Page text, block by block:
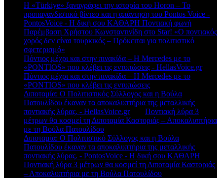
Η «Türkiye» ξαναγράφει την ιστορία του Horon – Το
προπαγανδιστικό βίντεο και η απάντηση του Pontos Voice -
PontosVoice - H δική σου ΚΑΘΑΡΗ Ποντιακή φωνή
Παρέμβαση Χρήστου Κωνσταντινίδη στο Star! «Ο ποντιακός
χορός δεν είναι τουρκικός – Πρόκειται για πολιτιστικό
σφετερισμό»
Πόντιος μέχρι και στην πινακίδα – Η Mercedes με το
«PONTIOS» που κλέβει τις εντυπώσεις - HellasVoice.grστο
Πόντιος μέχρι και στην πινακίδα – Η Mercedes με το
«PONTIOS» που κλέβει τις εντυπώσεις
Διποταμία: Ο Πολιτιστικός Σύλλογος και η Βούλα
Πατουλίδου έκαναν τα αποκαλυπτήρια της μεταλλικής
ποντιακής λύρας. - HellasVoice.grστο Ποντιακή λύρα 3
μέτρων θα κοσμεί τη Διποταμία Καστοριάς – Αποκαλυπτήρια
με τη Βούλα Πατουλίδου
Διποταμία: Ο Πολιτιστικό Σύλλογος και η Βούλα
Πατουλίδου έκαναν τα αποκαλυπτήρια της μεταλλικής
ποντιακής λύρας. - PontosVoice - H δική σου ΚΑΘΑΡΗ
Ποντιακή λύρα 3 μέτρων θα κοσμεί τη Διποταμία Καστοριάς
– Αποκαλυπτήρια με τη Βούλα Πατουλίδου